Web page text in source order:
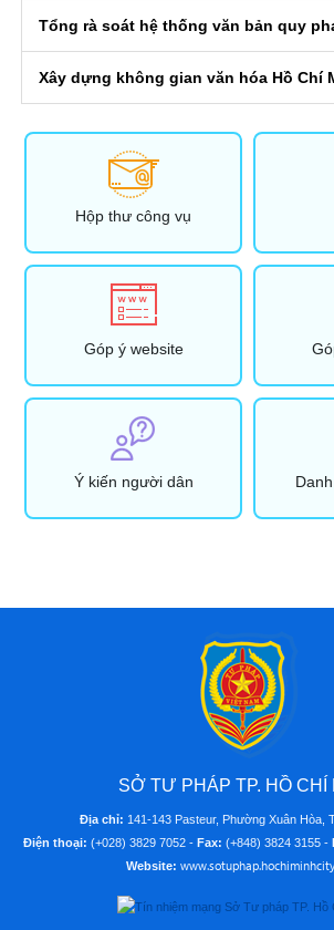
Tổng rà soát hệ thống văn bản quy
Xây dựng không gian văn hóa Hồ Chí
Hộp thư công vụ
Góp ý website
Ý kiến người dân
SỞ TƯ PHÁP TP. HỒ CHÍ
Địa chỉ: 141-143 Pasteur, Phường Xuân Hòa,
Điện thoại: (+028) 3829 7052 - Fax: (+848) 3824 3155 -
Website: